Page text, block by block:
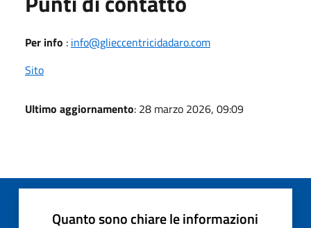
Per info : info@glieccentricidadaro.com
Sito
Ultimo aggiornamento: 28 marzo 2026, 09:09
Quanto sono chiare le informazioni